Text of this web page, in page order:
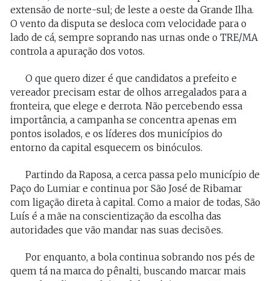
extensão de norte-sul; de leste a oeste da Grande Ilha.
O vento da disputa se desloca com velocidade para o
lado de cá, sempre soprando nas urnas onde o TRE/MA
controla a apuração dos votos.
O que quero dizer é que candidatos a prefeito e
vereador precisam estar de olhos arregalados para a
fronteira, que elege e derrota. Não percebendo essa
importância, a campanha se concentra apenas em
pontos isolados, e os líderes dos municípios do
entorno da capital esquecem os binóculos.
Partindo da Raposa, a cerca passa pelo município de
Paço do Lumiar e continua por São José de Ribamar
com ligação direta à capital. Como a maior de todas, São
Luís é a mãe na conscientização da escolha das
autoridades que vão mandar nas suas decisões.
Por enquanto, a bola continua sobrando nos pés de
quem tá na marca do pênalti, buscando marcar mais